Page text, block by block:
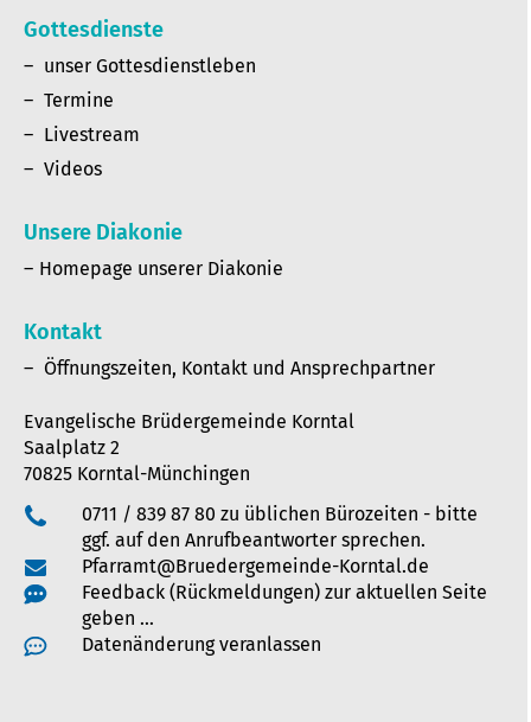
Gottesdienste
unser Gottesdienstleben
Termine
Livestream
Videos
Unsere Diakonie
Homepage unserer Diakonie
Kontakt
Öffnungszeiten, Kontakt und Ansprechpartner
Evangelische Brüdergemeinde Korntal
Saalplatz 2
70825 Korntal-Münchingen
0711 / 839 87 80 zu üblichen Bürozeiten - bitte
ggf. auf den Anrufbeantworter sprechen.
Pfarramt@Bruedergemeinde-Korntal.de
Feedback (Rückmeldungen) zur aktuellen Seite
geben …
Datenänderung veranlassen